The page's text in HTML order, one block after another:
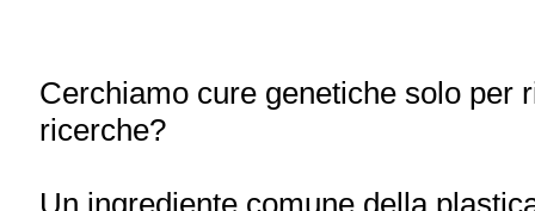
Cerchiamo cure genetiche solo per
ricerche?
Un ingrediente comune della